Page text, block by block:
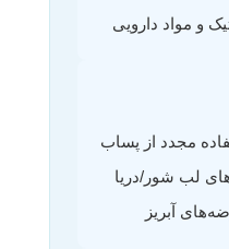
و مواد دارویی
مجدد از پساب
لب شور/دریا
آبریز